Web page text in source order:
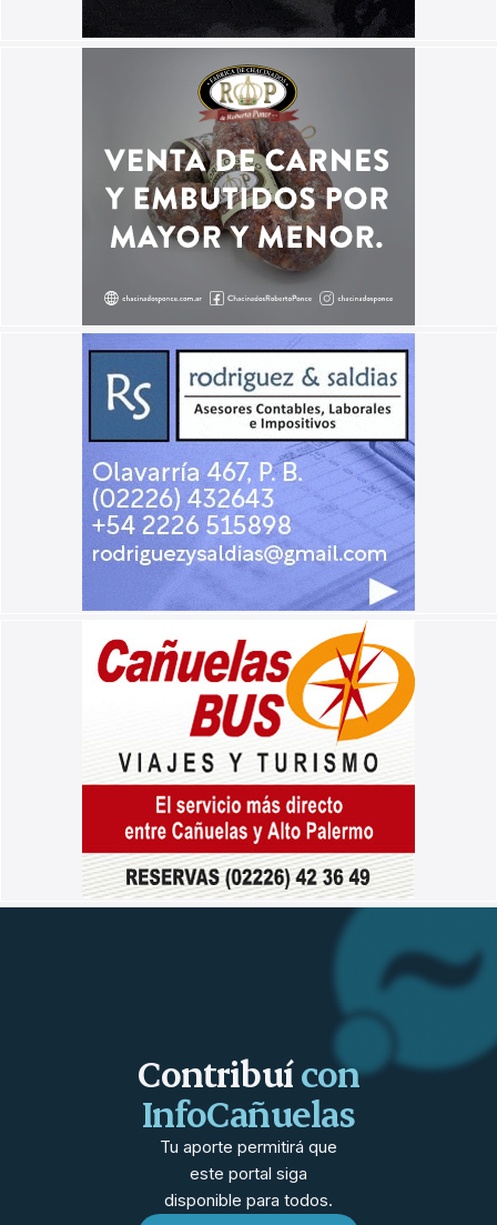
Contribuícon
InfoCañuelas
Tu aporte permitirá que
este portal siga
disponible para todos.